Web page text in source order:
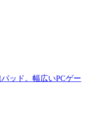
ッド。幅広いPCゲー